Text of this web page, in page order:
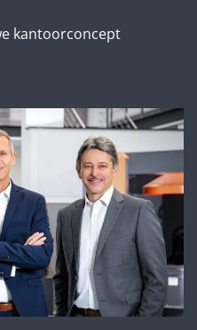
kantoorconcept